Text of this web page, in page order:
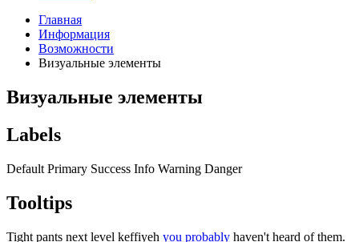
Главная
Информация
Возможности
Визуальные элементы
Визуальные элементы
Labels
Default Primary Success Info Warning Danger
Tooltips
Tight pants next level keffiyeh you probably haven't heard of them.